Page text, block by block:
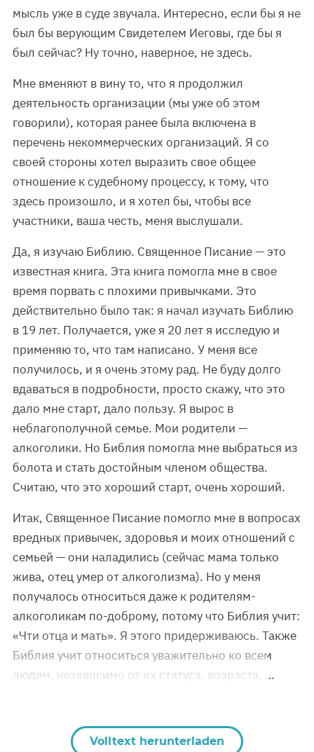
мысль уже в суде звучала. Интересно, если бы я не
был бы верующим Свидетелем Иеговы, где бы я
был сейчас? Ну точно, наверное, не здесь.
Мне вменяют в вину то, что я продолжил
деятельность организации (мы уже об этом
говорили), которая ранее была включена в
перечень некоммерческих организаций. Я со
своей стороны хотел выразить свое общее
отношение к судебному процессу, к тому, что
здесь произошло, и я хотел бы, чтобы все
участники, ваша честь, меня выслушали.
Да, я изучаю Библию. Священное Писание — это
известная книга. Эта книга помогла мне в свое
время порвать с плохими привычками. Это
действительно было так: я начал изучать Библию
в 19 лет. Получается, уже я 20 лет я исследую и
применяю то, что там написано. У меня все
получилось, и я очень этому рад. Не буду долго
вдаваться в подробности, просто скажу, что это
дало мне старт, дало пользу. Я вырос в
неблагополучной семье. Мои родители —
алкоголики. Но Библия помогла мне выбраться из
болота и стать достойным членом общества.
Считаю, что это хороший старт, очень хороший.
Итак, Священное Писание помогло мне в вопросах
вредных привычек, здоровья и моих отношений с
семьей — они наладились (сейчас мама только
жива, отец умер от алкоголизма). Но у меня
получалось относиться даже к родителям-
алкоголикам по-доброму, потому что Библия учит:
«Чти отца и мать». Я этого придерживаюсь. Также
Библия учит относиться уважительно ко всем
людям, независимо от их статуса, возраста, …
Volltext herunterladen